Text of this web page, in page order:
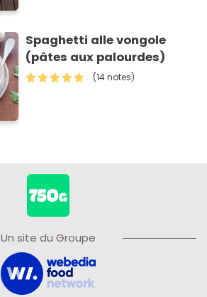
Spaghetti alle vongole
(pâtes aux palourdes)
(14 notes)
Un site du Groupe